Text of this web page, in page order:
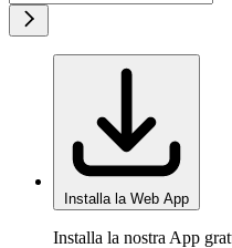
Installa la Web App
Installa la nostra App